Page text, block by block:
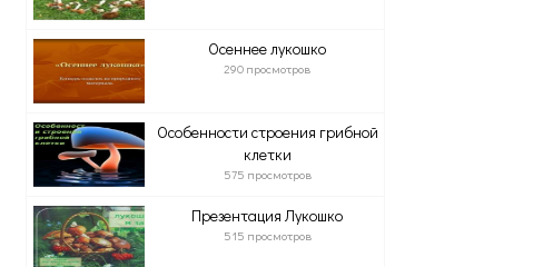
Осеннее лукошко
290 просмотров
Особенности строения грибной
клетки
575 просмотров
Презентация Лукошко
515 просмотров